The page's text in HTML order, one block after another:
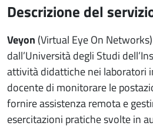
Contenuto servizio
Descrizione del
Veyon (Virtual Eye On
dall’Università degli Studi
attività didattiche nei laboratori
docente di monitorare le
fornire assistenza remota e
esercitazioni pratiche svolte in